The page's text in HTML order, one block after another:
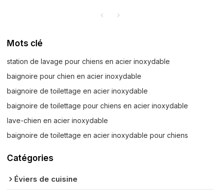
Mots clé
station de lavage pour chiens en acier inoxydable
baignoire pour chien en acier inoxydable
baignoire de toilettage en acier inoxydable
baignoire de toilettage pour chiens en acier inoxydable
lave-chien en acier inoxydable
baignoire de toilettage en acier inoxydable pour chiens
Catégories
Éviers de cuisine